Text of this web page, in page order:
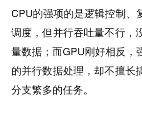
CPU的强项的是逻辑控制、
调度，但并行吞吐量不行，
量数据；而GPU刚好相反，
的并行数据处理，却不擅长
分支繁多的任务。